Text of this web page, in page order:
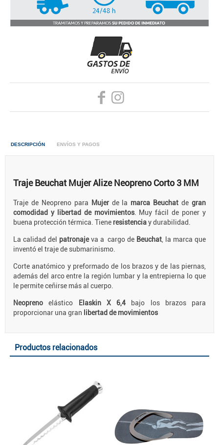
DESCRIPCIÓN ENVÍOS Y PAGOS
Traje Beuchat Mujer Alize Neopreno Corto 3 MM
Traje de Neopreno para Mujerde la marca Beuchat degran
comodidad y libertad de movimientos. Muy fácil de poner y
buena protección térmica. Tiene resistenciay durabilidad.
La calidad del patronajeva a cargo de Beuchat , la marca que
inventó el traje de submarinismo.
Corte anatómico y preformado de los brazos y de las piernas,
además del arco entre la región lumbar y la entrepierna lo que
le permite ceñirse más al cuerpo.
Neopreno elástico Elaskin X 6,4 bajo los brazos para
proporcionar una gran libertad de movimientos
Productos relacionados